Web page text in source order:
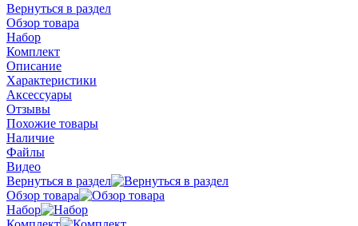
Вернуться в раздел
Обзор товара
Набор
Комплект
Описание
Характеристики
Аксессуары
Отзывы
Похожие товары
Наличие
Файлы
Видео
Вернуться в раздел
Обзор товара
Набор